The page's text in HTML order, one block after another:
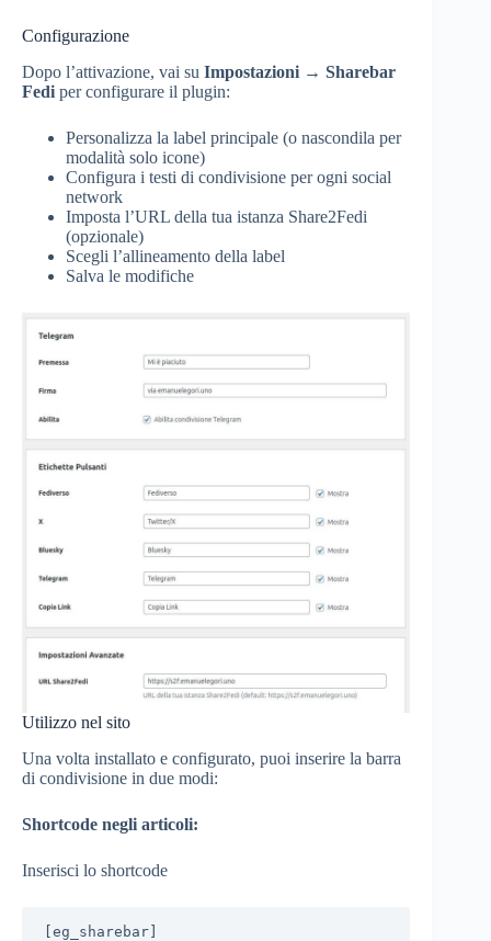
Configurazione
Dopo l’attivazione, vai su Impostazioni → Sharebar
Fedi per configurare il plugin:
Personalizza la label principale (o nascondila per
modalità solo icone)
Configura i testi di condivisione per ogni social
network
Imposta l’URL della tua istanza Share2Fedi
(opzionale)
Scegli l’allineamento della label
Salva le modifiche
Utilizzo nel sito
Una volta installato e configurato, puoi inserire la barra
di condivisione in due modi:
Shortcode negli articoli:
Inserisci lo shortcode
[eg_sharebar]